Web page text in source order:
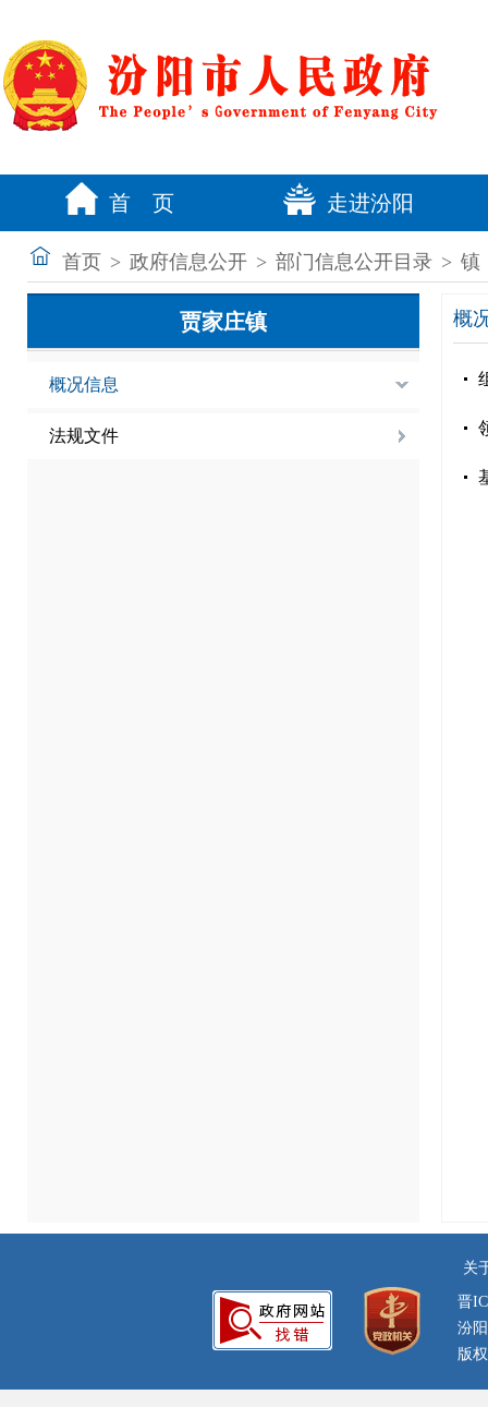
首 页 走进汾阳
首页 > 政府信息公开 > 部门信息公开目录 > 镇
贾家庄镇
概况信息
法规文件
概
关
晋
汾
版